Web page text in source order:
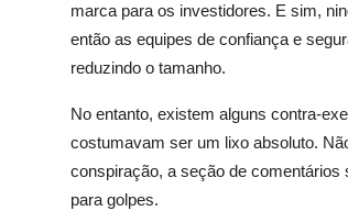
marca para os investidores. E sim,
então as equipes de confiança e
reduzindo o tamanho.
No entanto, existem alguns contra-
costumavam ser um lixo absoluto.
conspiração, a seção de
para golpes.